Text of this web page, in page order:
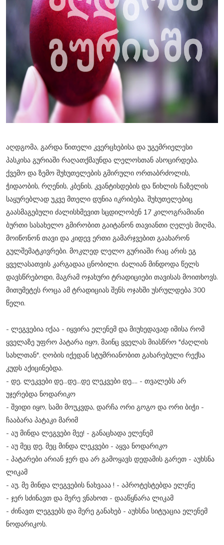
აღდგომა, გარდა წითელი კვერცხებისა და უგემრიელესი
პასკისა გურიაში რაღათქმაუნდა ლელოსთან ასოცირდება.
ქვემო და ზემო შუხუთელების გმირული ორთაბრძოლის,
ჭიდაობის, რღენის, კბენის, კვანტისდების და წიხლის ჩაზელის
საყურებლად უკვე მთელი დუნია იკრიბება. შუხუთელებიც
გაასმაგებული ძალისხმევით სცდილობენ 17 კილოგრამიანი
ბურთი სასახელო გმირობით გაიტანონ თავიანთი ღელეს მიღმა,
მოიწონონ თავი და კიდევ ერთი გამარჯვებით გაახარონ
გულშემატკივრები. მოკლედ ლელო გურიაში რაც არის ეგ
ყველასათვის კარგადაა ცნობილი. ძალიან მინდოდა წელს
დავსწრებოდი, მაგრამ ოჯახური ტრადიციები თავისას მოითხოვს.
მითუმეტეს როცა ამ ტრადიციას შენს ოჯახში უსრულდება 300
წელი.
- ლეგვებია იქაა - იყვირა ელენემ და მიუხედავად იმისა რომ
ყველაზე უფრო პატარა იყო, მაინც ყველას მიასწრო "ძაღლის
სახლთან". ღობის იქედან სტუმრიანობით გახარებული რექსა
კუდს აქიცინებდა.
- დე, ლეკვები დე...დე...დე ლეკვები დე.... - თვალებს არ
უჯერებდა ნოდარიკო
- შვიდი იყო, სამი მოუკვდა, დარჩა ორი გოგო და ორი ბიჭი -
ჩააბარა პატაკი მარიმ
- აუ მინდა ლეგვები მეე! - განაცხადა ელენემ
- აუ მეც დე, მეც მინდა ლეკვები - აყვა ნოდარიკო
- პატარები არიან ჯერ და არ გამოყავს დედამის გარეთ - აუხსნა
ლიკამ
- აუ, მე მინდა ლეგვების ნახვააა ! - აპროტესტებდა ელენე
- ჯერ სძინავთ და მერე ვნახოთ - დააწყნარა ლიკამ
- ძინავთ ლეგვებს და მერე განახებ - აუხსნა სიტუაცია ელენემ
ნოდარიკოს.